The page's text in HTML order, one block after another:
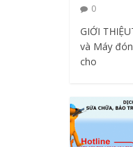
0
GIỚI
và Máy
cho